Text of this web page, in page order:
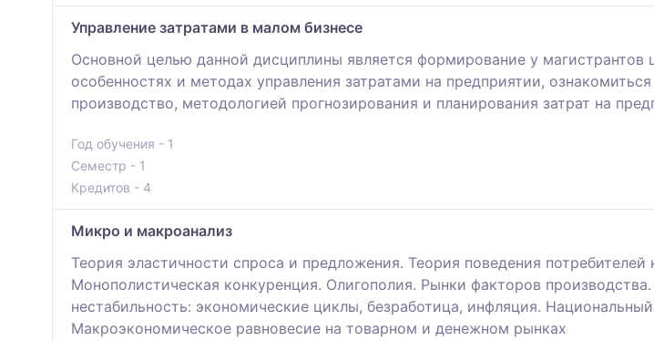
Управление затратами в малом бизнесе
Основной целью данной дисциплины является формирование у магистрантов
особенностях и методах управления затратами на предприятии,
производство, методологией прогнозирования и планирования затрат на
Год обучения - 1
Семестр - 1
Кредитов - 4
Микро и макроанализ
Теория эластичности спроса и предложения. Теория поведения
Монополистическая конкуренция. Олигополия. Рынки факторов
нестабильность: экономические циклы, безработица, инфляция.
Макроэкономическое равновесие на товарном и денежном рынках